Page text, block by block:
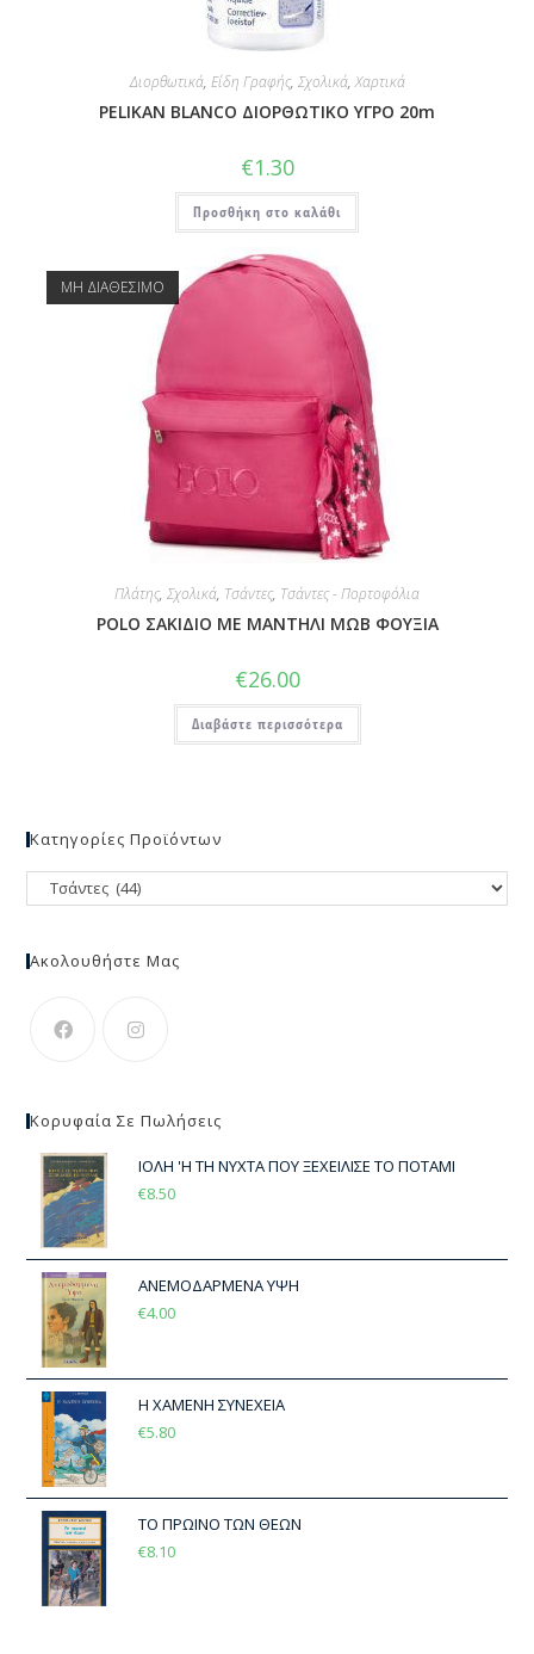
Διορθωτικά, Είδη Γραφής, Σχολικά,Χαρτικά
PELIKAN BLANCO ΔΙΟΡΘΩΤΙΚΟ ΥΓΡΟ 20m
€1.30
Προσθήκη στο καλάθι
ΜΗ ΔΙΑΘΕΣΙΜΟ
Πλάτης, Σχολικά, Τσάντες, Τσάντες - Πορτοφόλια
POLO ΣΑΚΙΔΙΟ ΜΕ ΜΑΝΤΗΛΙ ΜΩΒ ΦΟΥΞΙΑ
€26.00
Διαβάστε περισσότερα
Κατηγορίες Προϊόντων
Ακολουθήστε Μας
Κορυφαία Σε Πωλήσεις
ΙΟΛΗ 'Η ΤΗ ΝΥΧΤΑ ΠΟΥ ΞΕΧΕΙΛΙΣΕ ΤΟ ΠΟΤΑΜΙ
€8.50
ΑΝΕΜΟΔΑΡΜΕΝΑ ΥΨΗ
€4.00
Η ΧΑΜΕΝΗ ΣΥΝΕΧΕΙΑ
€5.80
ΤΟ ΠΡΩΙΝΟ ΤΩΝ ΘΕΩΝ
€8.10